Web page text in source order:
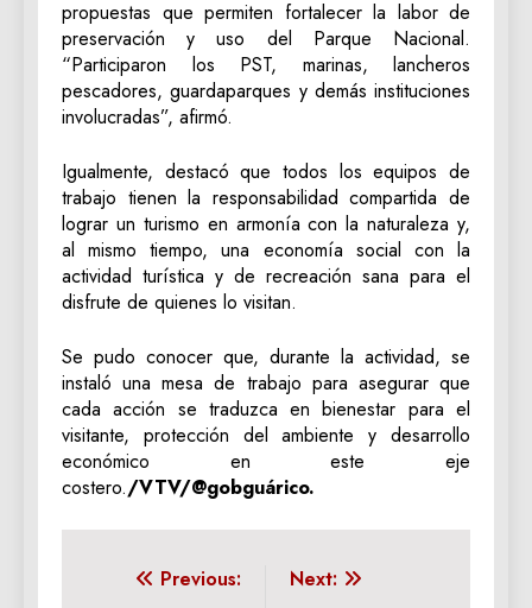
propuestas que permiten fortalecer la labor de
preservación y uso del Parque Nacional.
“Participaron los PST, marinas, lancheros
pescadores, guardaparques y demás instituciones
involucradas”, afirmó.
Igualmente, destacó que todos los equipos de
trabajo tienen la responsabilidad compartida de
lograr un turismo en armonía con la naturaleza y,
al mismo tiempo, una economía social con la
actividad turística y de recreación sana para el
disfrute de quienes lo visitan.
Se pudo conocer que, durante la actividad, se
instaló una mesa de trabajo para asegurar que
cada acción se traduzca en bienestar para el
visitante, protección del ambiente y desarrollo
económico en este eje
costero./VTV/@gobguárico.
Navegación
Previous:
Next: